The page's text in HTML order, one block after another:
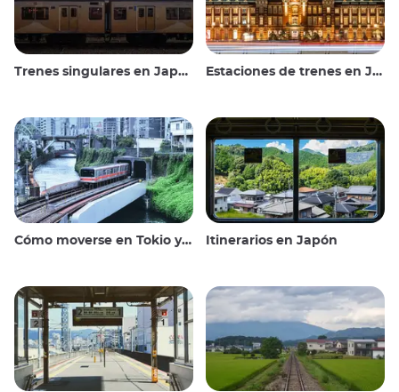
Trenes singulares en Japón Estaciones de trenes en Japón
Cómo moverse en Tokio y alrededores Itinerarios en Japón